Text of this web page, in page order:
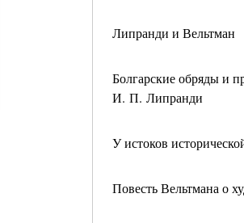
Липранди и Вельтман
Болгарские обряды и
И. П. Липранди
У истоков
Повесть Вельтмана о